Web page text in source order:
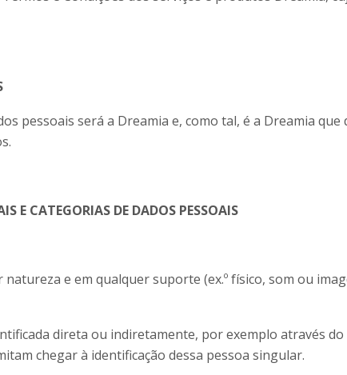
pessoais será a Dreamia e, como tal, é a Dreamia que
E CATEGORIAS DE DADOS PESSOAIS
e em qualquer suporte (ex.º físico, som ou
direta ou indiretamente, por exemplo através do
chegar à identificação dessa pessoa singular.